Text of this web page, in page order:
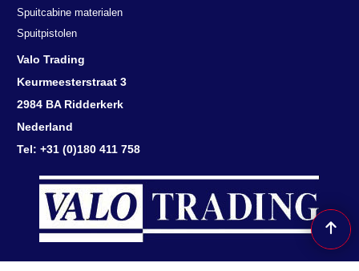
Spuitcabine materialen
Spuitpistolen
Valo Trading
Keurmeesterstraat 3
2984 BA Ridderkerk
Nederland
Tel: +31 (0)180 411 758